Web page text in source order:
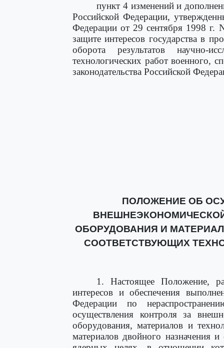
пункт 4 изменений и
Российской Федерации,
Федерации от 29 сентября 1998 г.
защите интересов государства в
оборота результатов научно-
технологических работ военного,
законодательства Российской
ПОЛОЖЕНИЕ ОБ
ОБОРУДОВАНИЯ И
СООТВЕТСТВУЮЩИХ
1. Настоящее Положение,
интересов и обеспечения
Федерации по
осуществления контроля за
оборудования, материалов и
материалов двойного назначения